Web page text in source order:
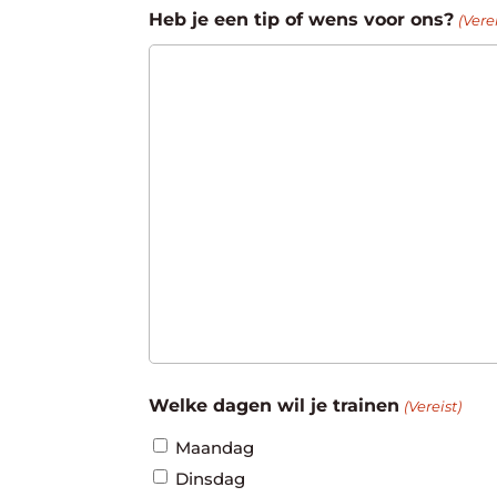
Heb je een tip of wens voor ons?
Welke dagen wil je trainen (Vereist)
Maandag
Dinsdag